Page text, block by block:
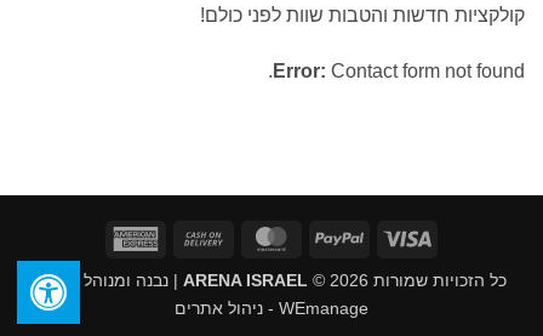
קולקציות חדשות והטבות שוות לפני כולם!
Error: Contact form not found.
Visa
PayPal
MasterCard
Cash
Delivery
Express
כל הזכויות שמורות 2026 ©
ARENA ISRAEL | נבנה ומנוהל על ידי
WEmanage - ניהול אתרים